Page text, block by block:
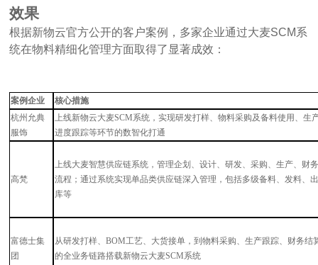
效果
根据新物云官方公开的客户案例，多家企业通过大麦SCM系
统在物料精细化管理方面取得了显著成效：
案例企业
核心措施
杭州允典
服饰
上线新物云大麦SCM系统，实现研发打样、物料采购及备料使用、生
进度跟踪等环节的数智化打通
高梵
上线大麦智慧供应链系统，管理企划、设计、研发、采购、生产、财
流程；通过系统实现单品类供应链深入管理，包括多级备料、发料、
库等
富德士集
团
从研发打样、 BOM工艺、大货接单，到物料采购、生产跟踪、财务结
的全业务链路搭载新物云大麦SCM系统